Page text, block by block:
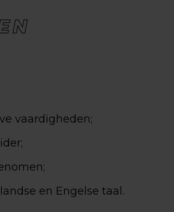
vaardigheden;
en Engelse taal.